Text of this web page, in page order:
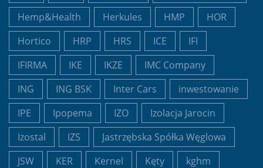
Hemp&Health
Herkules HMP
HOR
Hortico
HRP HRS ICE
IFI
IFIRMA
IKE IKZE
IMC Company
ING
ING BSK Inter Cars
inwestowanie
IPE
Ipopema IZO
Izolacja Jarocin
Izostal
IZS
Jastrzębska Spółka Węglowa
JSW
KER Kernel Kęty
kghm